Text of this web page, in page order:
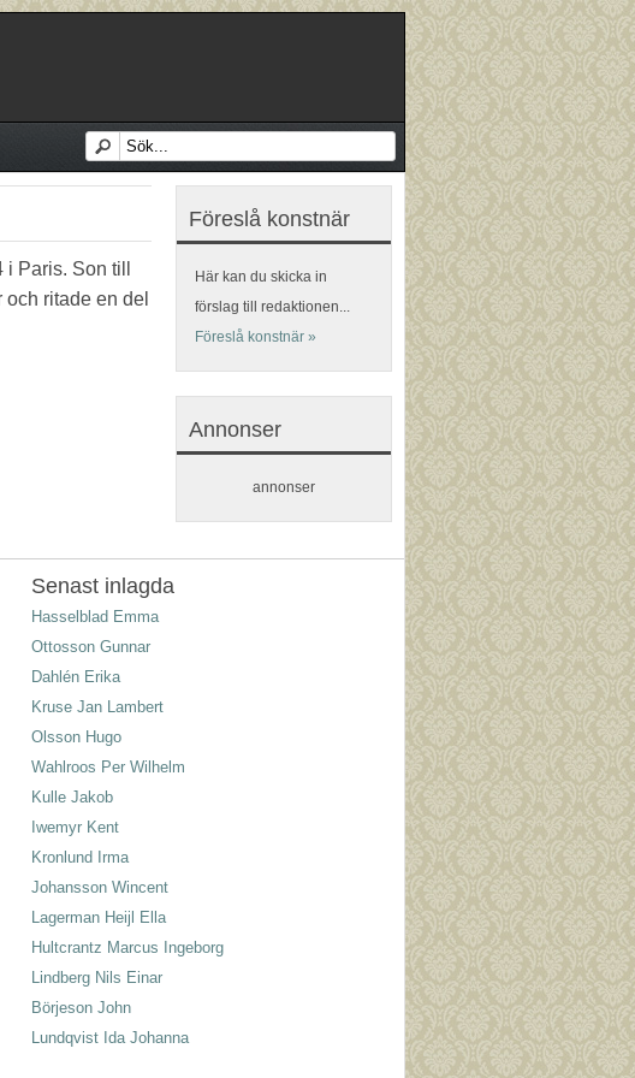
Paris. Son till
ritade en del
Föreslå konstnär
Här kan du skicka in
förslag till redaktionen...
Föreslå konstnär »
Annonser
annonser
Senast inlagda
Hasselblad Emma
Ottosson Gunnar
Dahlén Erika
Kruse Jan Lambert
Olsson Hugo
Wahlroos Per Wilhelm
Kulle Jakob
Iwemyr Kent
Kronlund Irma
Johansson Wincent
Lagerman Heijl Ella
Hultcrantz Marcus Ingeborg
Lindberg Nils Einar
Börjeson John
Lundqvist Ida Johanna